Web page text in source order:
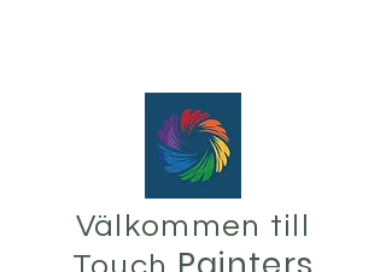
Målare med en professionell touch.
Välkommen till